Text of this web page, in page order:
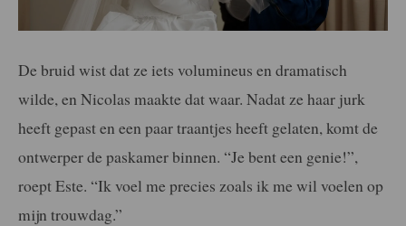
De bruid wist dat ze iets volumineus en dramatisch
wilde, en Nicolas maakte dat waar. Nadat ze haar jurk
heeft gepast en een paar traantjes heeft gelaten, komt de
ontwerper de paskamer binnen. “Je bent een genie!”,
roept Este. “Ik voel me precies zoals ik me wil voelen op
mijn trouwdag.”